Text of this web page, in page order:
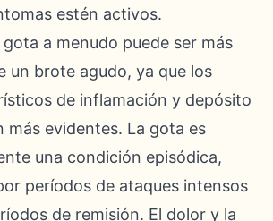
estén activos.
a menudo puede ser más
un brote agudo, ya que los
de inflamación y depósito
más evidentes. La gota es
una condición episódica,
períodos de ataques intensos
de remisión. El dolor y la